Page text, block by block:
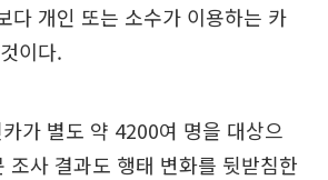
다 개인 또는 소수가 이용하는 카
이다.
가 별도 약 4200여 명을 대상으
조사 결과도 행태 변화를 뒷받침한